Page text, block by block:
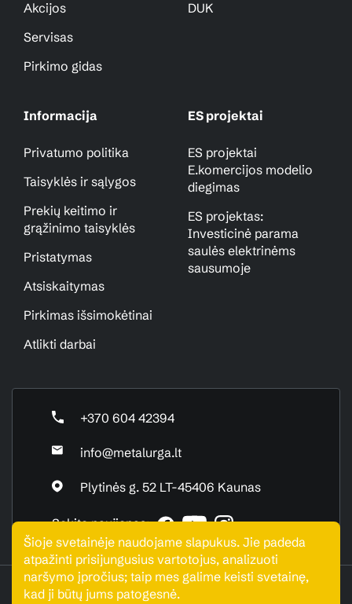
+370 604 42394
info@metalurga.lt
Plytinės g. 52 LT-45406 Kaunas
Sekite naujienas:
Šioje svetainėje naudojame slapukus. Jie padeda
atpažinti prisijungusius vartotojus, analizuoti
naršymo įpročius; taip mes galime keisti svetainę,
kad ji būtų jums patogesnė.
Akcijos
Servisas
Pirkimo gidas
DUK
Informacija
Privatumo politika
Taisyklės ir sąlygos
Prekių keitimo ir
grąžinimo taisyklės
Pristatymas
Atsiskaitymas
Pirkimas išsimokėtinai
Atlikti darbai
ES projektai
ES projektai
E.komercijos modelio
diegimas
ES projektas:
Investicinė parama
saulės elektrinėms
sausumoje
UAB "Metalurga". Visos teisės saugomos © 2026